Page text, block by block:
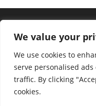
We value your
We use cookies to
serve personalised
traffic. By clicking
cookies.